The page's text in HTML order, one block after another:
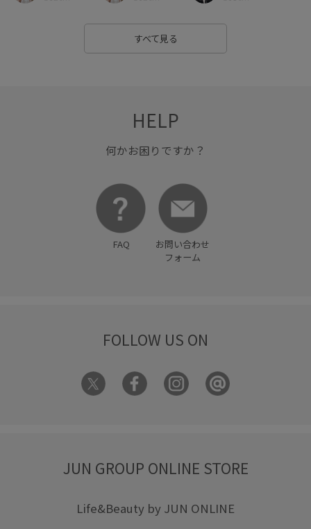
すべて見る
HELP
何かお困りですか？
FAQ
お問い合わせ
フォーム
FOLLOW US ON
JUN GROUP ONLINE STORE
Life&Beauty by JUN ONLINE